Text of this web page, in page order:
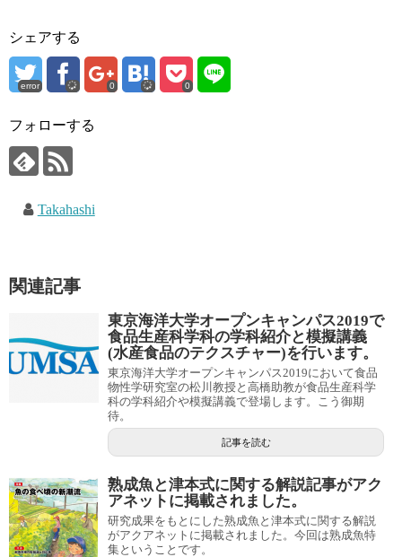
シェアする
error 0 0
フォローする
Takahashi
関連記事
東京海洋大学オープンキャンパス2019で
食品生産科学科の学科紹介と模擬講義
(水産食品のテクスチャー)を行います。
東京海洋大学オープンキャンパス2019において食品
物性学研究室の松川教授と高橋助教が食品生産科学
科の学科紹介や模擬講義で登場します。こう御期
待。
記事を読む
熟成魚と津本式に関する解説記事がアク
アネットに掲載されました。
研究成果をもとにした熟成魚と津本式に関する解説
がアクアネットに掲載されました。今回は熟成魚特
集ということです。